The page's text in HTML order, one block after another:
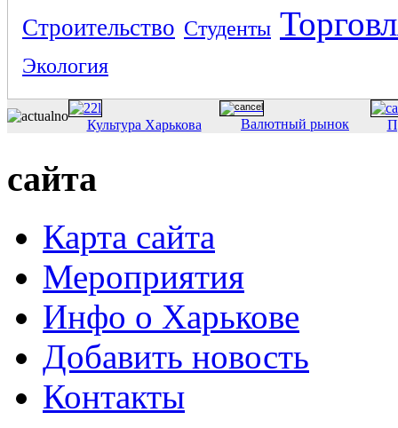
Строительство Студенты
Экология
Культура Харькова Валютный рынок
сайта
Карта сайта
Мероприятия
Инфо о Харькове
Добавить новость
Контакты